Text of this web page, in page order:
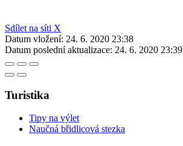
Sdílet na síti X
Datum vložení: 24. 6. 2020 23:38
Datum poslední aktualizace: 24. 6. 2020 23:39
Turistika
Tipy na výlet
Naučná břidlicová stezka